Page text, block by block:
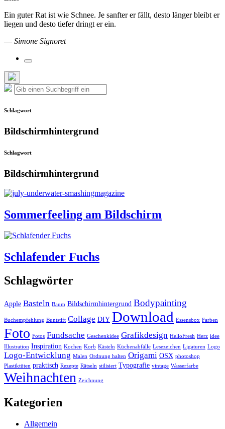
Ein guter Rat ist wie Schnee. Je sanfter er fällt, desto länger bleibt er
liegen und desto tiefer dringt er ein.
— Simone Signoret
Suchfeld
Such-
Overlay
Suche
nach:
Suchen
Schlagwort
Bildschirmhintergrund
Schlagwort
Bildschirmhintergrund
Sommerfeeling am Bildschirm
Schlafender Fuchs
Schlagwörter
Apple Basteln Baum Bildschirmhintergrund Bodypainting
Buchempfehlung Buntstift Collage DIY Download Essensbox Farben
Foto Fotos Fundsache Geschenkidee Grafikdesign HelloFresh Herz idee
Illustration Inspiration Kochen Korb Kästeln Küchenabfälle Lesezeichen Ligaturen Logo
Logo-Entwicklung Malen Ordnung halten Origami OSX photoshop
Plastiktüten praktisch Rezepte Rätseln stilisiert Typografie vintage Wasserfarbe
Weihnachten Zeichnung
Kategorien
Allgemein